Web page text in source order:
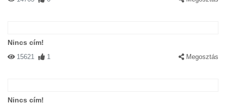
Nincs cím!
15621 1 Megosztás
Nincs cím!